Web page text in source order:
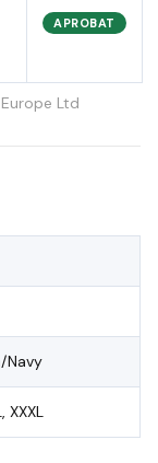
APROBAT
Ltd
Navy
XXXL